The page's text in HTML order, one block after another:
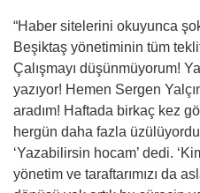
“Haber sitelerini okuyunca
Beşiktaş yönetiminin tüm
Çalışmayı düşünmüyorum!
yazıyor! Hemen Sergen
aradım! Haftada birkaç kez
hergün daha fazla
‘Yazabilirsin hocam’ dedi.
yönetim ve taraftarımızı da